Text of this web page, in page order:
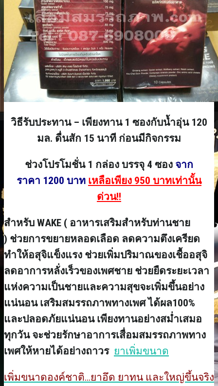
วิธีรับประทาน – เพียงทาน 1 ซองกับน้ำอุ่น 120
มล. ดื่นสัก 15 นาที ก่อนมีกิจกรรม
ช่วงโปรโมชั่น 1 กล่อง บรรจุ 4 ซอง จาก
ราคา 1200 บาท เหลือเพียง 950 บาทเท่านั้น
ด่วน!!
สำหรับ WAKE ( อาหารเสริมสำหรับท่านชาย
) ช่วยการขยายหลอดเลือด ลดความตึงเครียด
ทำให้อสุจิแข็งแรง ช่วยเพิ่มปริมาณของเชื้ออสุจิ
ลดอาการหลั่งเร็วของเพศชาย ช่วยยืดระยะเวลา
แห่งความเป็นชายและความสุขจะเพิ่มขึ้นอย่าง
แน่นอน เสริมสมรรถภาพทางเพศ ได้ผล100%
และปลอดภัยแน่นอน เพียงทานอย่างสม่ำเสมอ
ทุกวัน จะช่วยรักษาอาการเสื่อมสมรรถภาพทาง
เพศให้หายได้อย่างถาวร ยาเพิ่มขนาด
เพิ่มขนาดองค์ชาติ…ยาอึด ยาทน และใหญ่ขึ้นจริง